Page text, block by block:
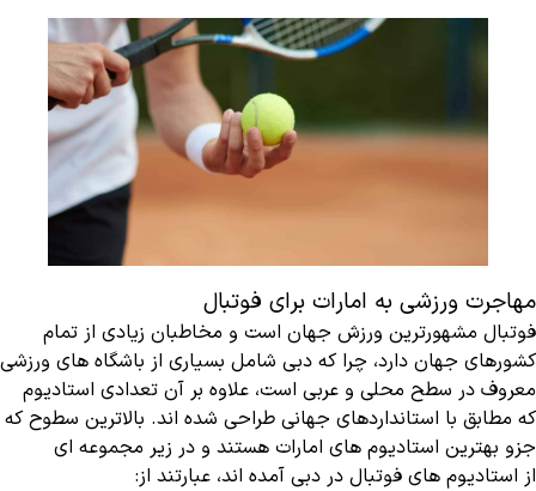
مهاجرت ورزشی به امارات برای فوتبال
فوتبال مشهورترین ورزش جهان است و مخاطبان زیادی از تمام
کشورهای جهان دارد، چرا که دبی شامل بسیاری از باشگاه های ورزشی
معروف در سطح محلی و عربی است، علاوه بر آن تعدادی استادیوم
که مطابق با استانداردهای جهانی طراحی شده اند. بالاترین سطوح که
جزو بهترین استادیوم های امارات هستند و در زیر مجموعه ای
از استادیوم های فوتبال در دبی آمده اند، عبارتند از: